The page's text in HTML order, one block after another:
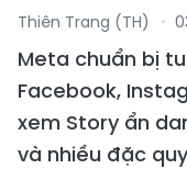
Thiên Trang (TH)
Meta chuẩn bị
Facebook,
xem Story ẩn
và nhiều đặc